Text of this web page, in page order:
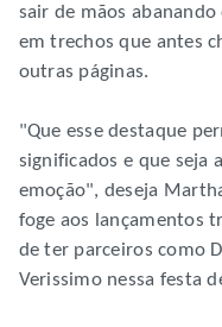
sair de mãos
em trechos que antes
outras páginas.
"Que esse destaque
significados e que seja
emoção", deseja
foge aos lançamentos
de ter parceiros como
Verissimo nessa festa